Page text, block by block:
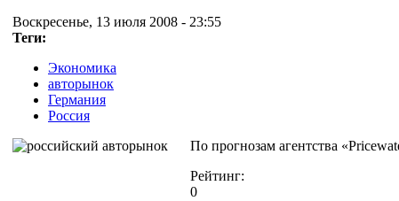
Воскресенье, 13 июля 2008 - 23:55
Теги:
Экономика
авторынок
Германия
Россия
По прогнозам агентства
Рейтинг:
0